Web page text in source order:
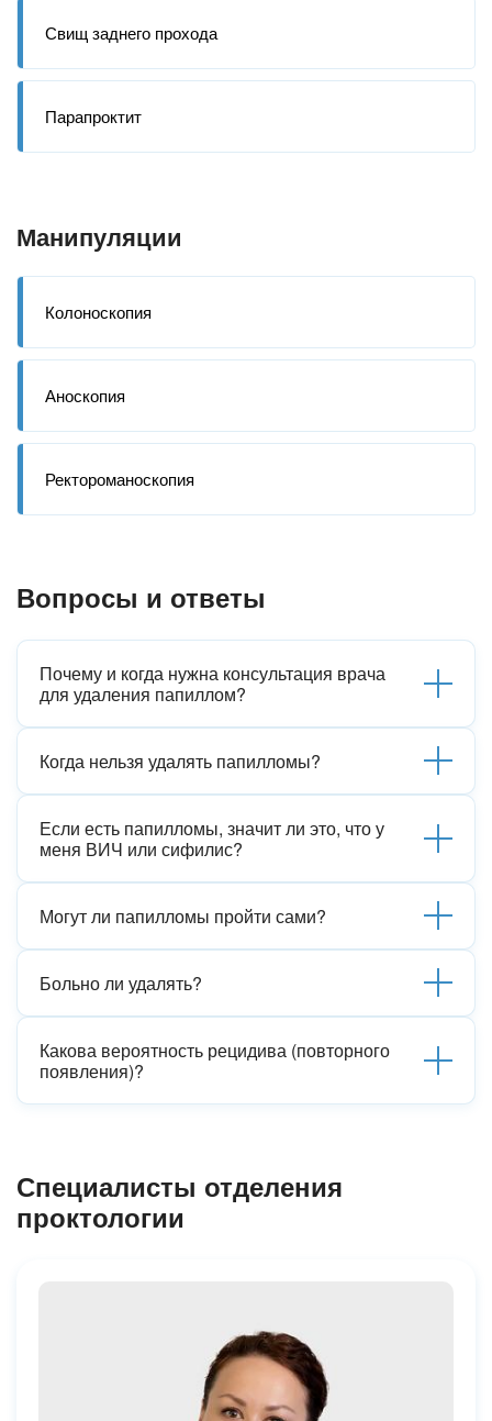
Свищ заднего прохода
Парапроктит
Манипуляции
Колоноскопия
Аноскопия
Ректороманоскопия
Вопросы и ответы
Почему и когда нужна консультация врача
для удаления папиллом?
Когда нельзя удалять папилломы?
Если есть папилломы, значит ли это, что у
меня ВИЧ или сифилис?
Могут ли папилломы пройти сами?
Больно ли удалять?
Какова вероятность рецидива (повторного
появления)?
Специалисты отделения
проктологии